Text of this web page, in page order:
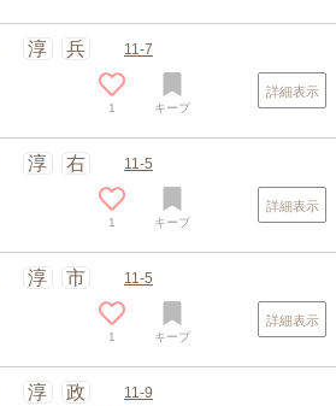
淳 兵 11-7
1 キープ
詳細表示
淳 右 11-5
1 キープ
詳細表示
淳 市 11-5
1 キープ
詳細表示
淳 政 11-9